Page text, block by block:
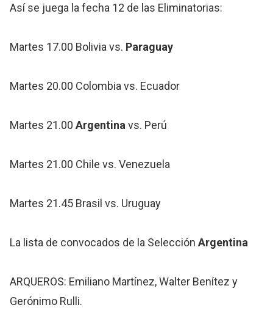
Así se juega la fecha 12 de las Eliminatorias:
Martes 17.00 Bolivia vs. Paraguay
Martes 20.00 Colombia vs. Ecuador
Martes 21.00 Argentina vs. Perú
Martes 21.00 Chile vs. Venezuela
Martes 21.45 Brasil vs. Uruguay
La lista de convocados de la Selección Argentina
ARQUEROS: Emiliano Martínez, Walter Benítez y
Gerónimo Rulli.